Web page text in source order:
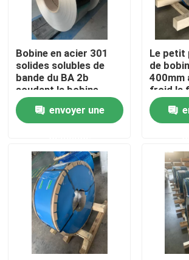
Maison
Produits
Vidéos
Au sujet de nous
Visite d'usine
Contrôle de qualité
Bobine en acier 301
solides solubles de
bande du BA 2b
soudant la bobine
0.325*446mm ASTM
envoyer une
Le petit
de
400mm
froid la
acier
2B